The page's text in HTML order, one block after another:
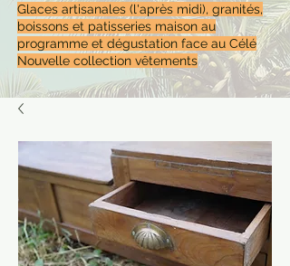
Glaces artisanales (l'après midi), granités,
boissons et patisseries maison au
programme et dégustation face au Célé
Nouvelle collection vêtements